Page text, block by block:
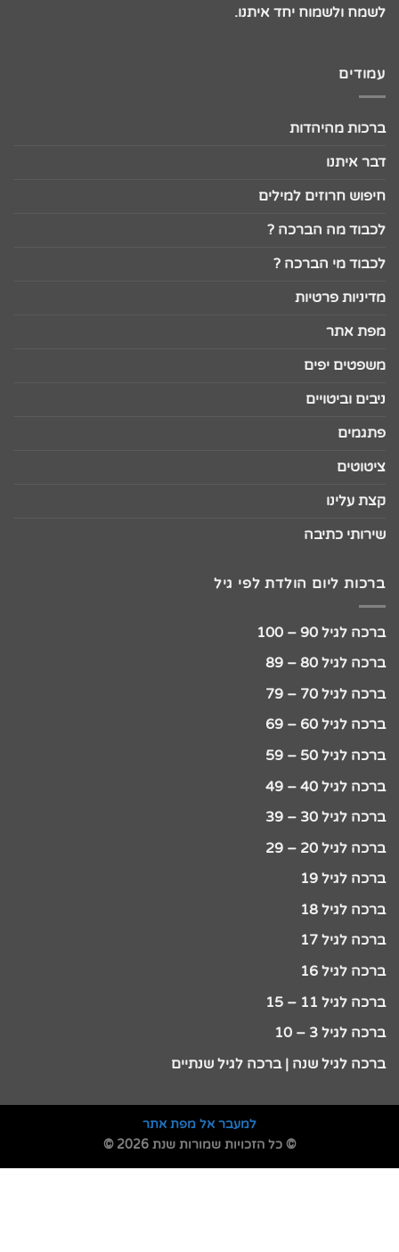
לשמח ולשמוח יחד איתנו.
עמודים
ברכות מהיהדות
דבר איתנו
חיפוש חרוזים למילים
לכבוד מה הברכה ?
לכבוד מי הברכה ?
מדיניות פרטיות
מפת אתר
משפטים יפים
ניבים וביטויים
פתגמים
ציטוטים
קצת עלינו
שירותי כתיבה
ברכות ליום הולדת לפי גיל
ברכה לגיל 90 – 100
ברכה לגיל 80 – 89
ברכה לגיל 70 – 79
ברכה לגיל 60 – 69
ברכה לגיל 50 – 59
ברכה לגיל 40 – 49
ברכה לגיל 30 – 39
ברכה לגיל 20 – 29
ברכה לגיל 19
ברכה לגיל 18
ברכה לגיל 17
ברכה לגיל 16
ברכה לגיל 11 – 15
ברכה לגיל 3 – 10
ברכה לגיל שנה | ברכה לגיל שנתיים
למעבר אל מפת אתר
© כל הזכויות שמורות שנת 2026 ©